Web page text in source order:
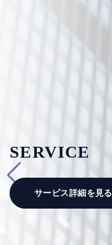
SERVICE
サービス詳細を見る